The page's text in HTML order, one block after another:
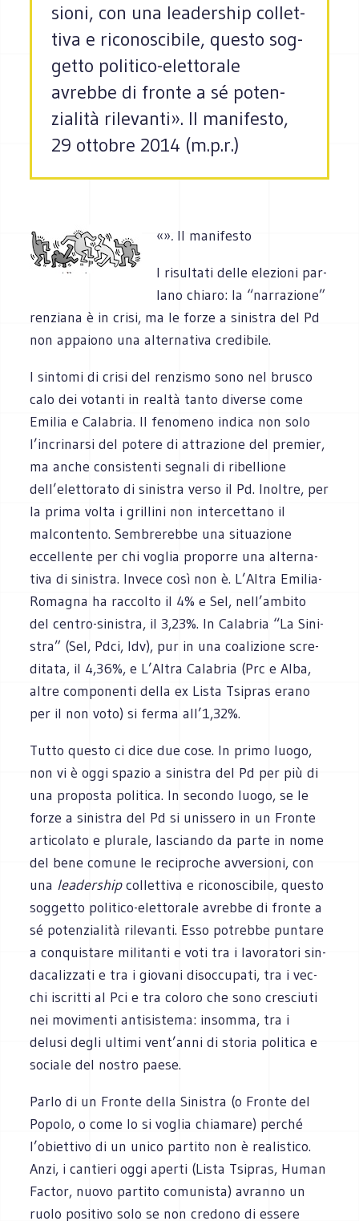
sioni, con una lea­der­ship col­let­
tiva e rico­no­sci­bile, que­sto sog­
getto politico-elettorale
avrebbe di fronte a sé poten­
zia­lità rilevanti». Il manifesto,
29 ottobre 2014 (m.p.r.)
«». Il manifesto
I risul­tati delle ele­zioni par­
lano chiaro: la “nar­ra­zione”
ren­ziana è in crisi, ma le forze a sini­stra del Pd
non appa­iono una alter­na­tiva credibile.
I sin­tomi di crisi del ren­zi­smo sono nel bru­sco
calo dei votanti in realtà tanto diverse come
Emi­lia e Cala­bria. Il feno­meno indica non solo
l’incrinarsi del potere di attra­zione del pre­mier,
ma anche con­si­stenti segnali di ribel­lione
dell’elettorato di sini­stra verso il Pd. Inol­tre, per
la prima volta i gril­lini non inter­cet­tano il
malcontento. Sem­bre­rebbe una situa­zione
eccel­lente per chi voglia pro­porre una alter­na­
tiva di sini­stra. Invece così non è. L’Altra Emilia-
Romagna ha rac­colto il 4% e Sel, nell’ambito
del centro-sinistra, il 3,23%. In Cala­bria “La Sini­
stra” (Sel, Pdci, Idv), pur in una coa­li­zione scre­
di­tata, il 4,36%, e L’Altra Cala­bria (Prc e Alba,
altre com­po­nenti della ex Lista Tsi­pras erano
per il non voto) si ferma all’1,32%.
Tutto que­sto ci dice due cose. In primo luogo,
non vi è oggi spa­zio a sini­stra del Pd per più di
una pro­po­sta poli­tica. In secondo luogo, se le
forze a sini­stra del Pd si unis­sero in un Fronte
arti­co­lato e plu­rale, lasciando da parte in nome
del bene comune le reci­pro­che avver­sioni, con
una lea­der­shipcol­let­tiva e rico­no­sci­bile, que­sto
sog­getto politico-elettorale avrebbe di fronte a
sé poten­zia­lità rilevanti. Esso potrebbe pun­tare
a con­qui­stare mili­tanti e voti tra i lavo­ra­tori sin­
da­ca­liz­zati e tra i gio­vani disoc­cu­pati, tra i vec­
chi iscritti al Pci e tra coloro che sono cre­sciuti
nei movi­menti anti­si­stema: insomma, tra i
delusi degli ultimi vent’anni di sto­ria poli­tica e
sociale del nostro paese.
Parlo di un Fronte della Sini­stra (o Fronte del
Popolo, o come lo si voglia chia­mare) per­ché
l’obiettivo di un unico par­tito non è rea­li­stico.
Anzi, i can­tieri oggi aperti (Lista Tsi­pras, Human
Fac­tor, nuovo par­tito comu­ni­sta) avranno un
ruolo posi­tivo solo se non cre­dono di essere